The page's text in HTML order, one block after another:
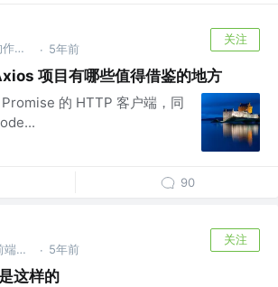
🏆掘金签约作者 | 公众号@全栈修仙之路 · 5年前
关注
项目有哪些值得借鉴的地方
的 HTTP 客户端，同
90
公众号 @前端进阶课 · 5年前
关注
这样的